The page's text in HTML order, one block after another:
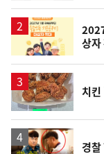
상자
치
영
경찰